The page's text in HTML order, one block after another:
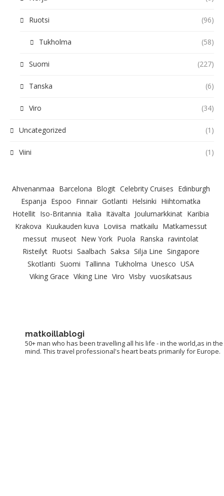
Ruotsi (96)
Tukholma (58)
Suomi (227)
Tanska (6)
Viro (34)
Uncategorized (1)
Viini (1)
Ahvenanmaa Barcelona Blogit Celebrity Cruises Edinburgh
Espanja Espoo Finnair Gotlanti Helsinki Hiihtomatka
Hotellit Iso-Britannia Italia Itävalta Joulumarkkinat Karibia
Krakova Kuukauden kuva Loviisa matkailu Matkamessut
messut museot New York Puola Ranska ravintolat
Risteilyt Ruotsi Saalbach Saksa Silja Line Singapore
Skotlanti Suomi Tallinna Tukholma Unesco USA
Viking Grace Viking Line Viro Visby vuosikatsaus
matkoillablogi
50+ man who has been travelling all his life - in the world,as in the
mind. This travel professional's heart beats primarily for Europe.